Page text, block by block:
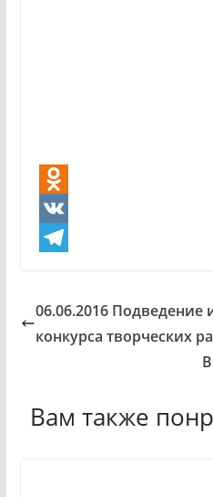
O
d
s
V
r
06.06.2016 Подведение
конкурса творческих
Вам также